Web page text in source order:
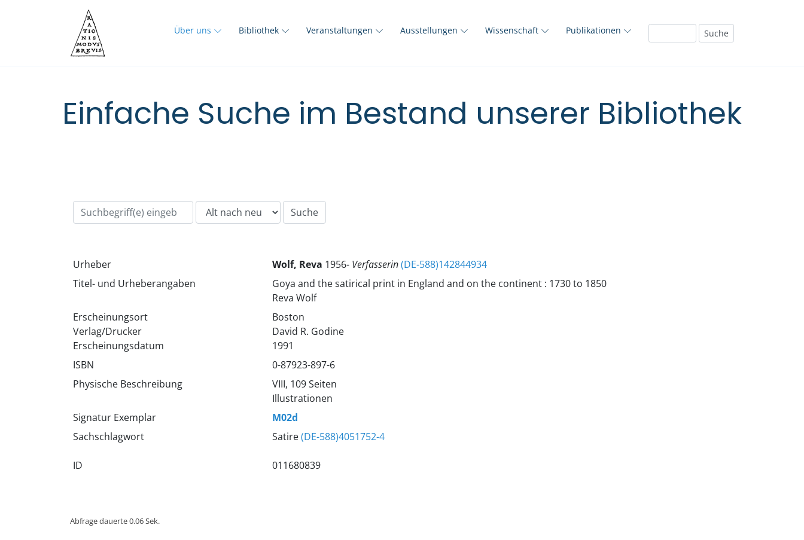
Über uns Bibliothek Veranstaltungen Ausstellungen Wissenschaft Publikationen
Einfache Suche im Bestand unserer Bibliothek
Urheber Wolf, Reva 1956- Verfasserin(DE-588)142844934
Titel- und Urheberangaben
Goya and the satirical print in England and on the continent : 1730 to 1850
Reva Wolf
Erscheinungsort
Verlag/Drucker
Erscheinungsdatum
Boston
David R. Godine
1991
ISBN
0-87923-897-6
Physische Beschreibung
VIII, 109 Seiten
Illustrationen
Signatur Exemplar
M02d
Sachschlagwort
Satire(DE-588)4051752-4
ID 011680839
Abfrage dauerte 0.06 Sek.